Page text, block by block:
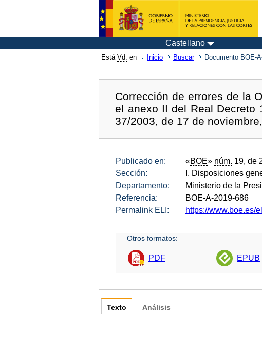
Castellano
Está Vd. en Inicio Buscar Documento BOE-
Corrección de errores de la
el anexo II del Real Decreto
37/2003, de 17 de
Publicado en: «BOE» núm. 19, de
Sección:
I. Disposiciones
Departamento:
Ministerio de la
Referencia:
BOE-A-2019-686
Permalink ELI:
https://www.boe.es/
Otros formatos:
PDF EPUB
Texto Análisis